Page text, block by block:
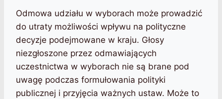
Odmowa udziału w wyborach może prowadzić
do utraty możliwości wpływu na polityczne
decyzje podejmowane w kraju. Głosy
niezgłoszone przez odmawiających
uczestnictwa w wyborach nie są brane pod
uwagę podczas formułowania polityki
publicznej i przyjęcia ważnych ustaw. Może to